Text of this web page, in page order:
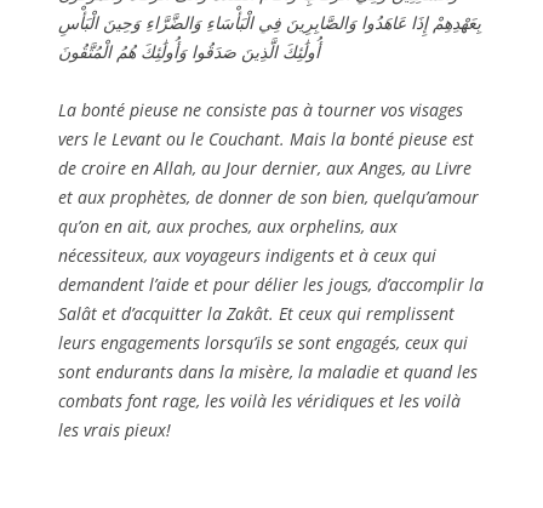
بِعَهْدِهِمْ إِذَا عَاهَدُوا وَالصَّابِرِينَ فِي الْبَأْسَاءِ وَالضَّرَّاءِ وَحِينَ الْبَأْسِ
أُولَٰئِكَ الَّذِينَ صَدَقُوا وَأُولَٰئِكَ هُمُ الْمُتَّقُونَ
La bonté pieuse ne consiste pas à tourner vos visages
vers le Levant ou le Couchant. Mais la bonté pieuse est
de croire en Allah, au Jour dernier, aux Anges, au Livre
et aux prophètes, de donner de son bien, quelqu’amour
qu’on en ait, aux proches, aux orphelins, aux
nécessiteux, aux voyageurs indigents et à ceux qui
demandent l’aide et pour délier les jougs, d’accomplir la
Salât et d’acquitter la Zakât. Et ceux qui remplissent
leurs engagements lorsqu’ils se sont engagés, ceux qui
sont endurants dans la misère, la maladie et quand les
combats font rage, les voilà les véridiques et les voilà
les vrais pieux!